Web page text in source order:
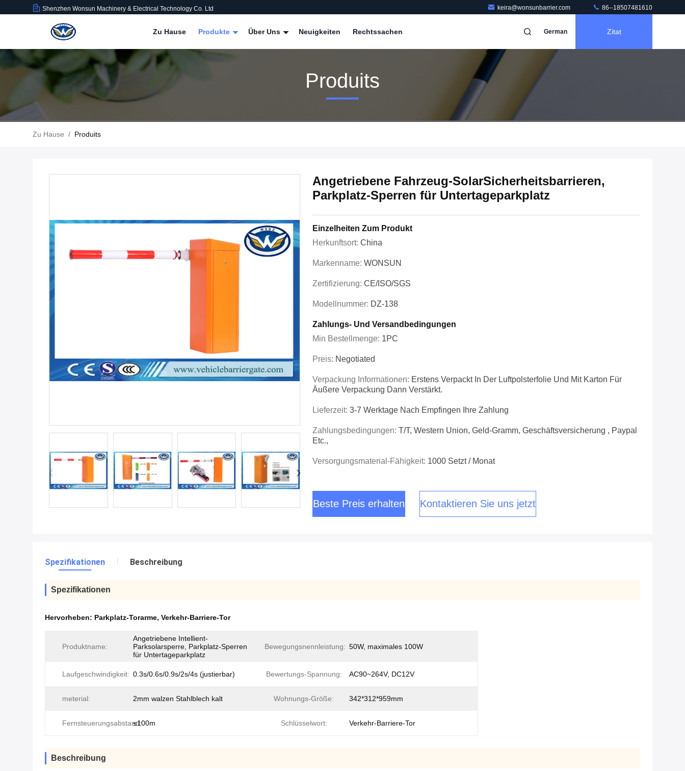
Shenzhen Wonsun Machinery & Electrical Technology Co. Ltd keira@wonsunbarrier.com 86--18507481610
Zu Hause Produkte Über Uns Neuigkeiten Rechtssachen German Zitat
Produits
Zu Hause / Produits
Angetriebene Fahrzeug-SolarSicherheitsbarrieren,
Parkplatz-Sperren für Untertageparkplatz
Einzelheiten Zum Produkt
Herkunftsort: China
Markenname: WONSUN
Zertifizierung: CE/ISO/SGS
Modellnummer: DZ-138
Zahlungs- Und Versandbedingungen
Min Bestellmenge: 1PC
Preis: Negotiated
Verpackung Informationen: Erstens Verpackt In Der Luftpolsterfolie Und Mit Karton Für
Äußere Verpackung Dann Verstärkt.
Lieferzeit: 3-7 Werktage Nach Empfingen Ihre Zahlung
Zahlungsbedingungen: T/T, Western Union, Geld-Gramm, Geschäftsversicherung , Paypal
Etc.,
Versorgungsmaterial-Fähigkeit: 1000 Setzt / Monat
Beste Preis erhalten Kontaktieren Sie uns jetzt
Spezifikationen Beschreibung
Spezifikationen
Hervorheben: Parkplatz-Torarme, Verkehr-Barriere-Tor
Produktname:
Angetriebene Intellient-
Parksolarsperre, Parkplatz-Sperren
für Untertageparkplatz
Bewegungsnennleistung: 50W, maximales 100W
Laufgeschwindigkeit: 0.3s/0.6s/0.9s/2s/4s (justierbar) Bewertungs-Spannung: AC90~264V, DC12V
meterial: 2mm walzen Stahlblech kalt Wohnungs-Größe: 342*312*959mm
Fernsteuerungsabstand:≤100m Schlüsselwort: Verkehr-Barriere-Tor
Beschreibung